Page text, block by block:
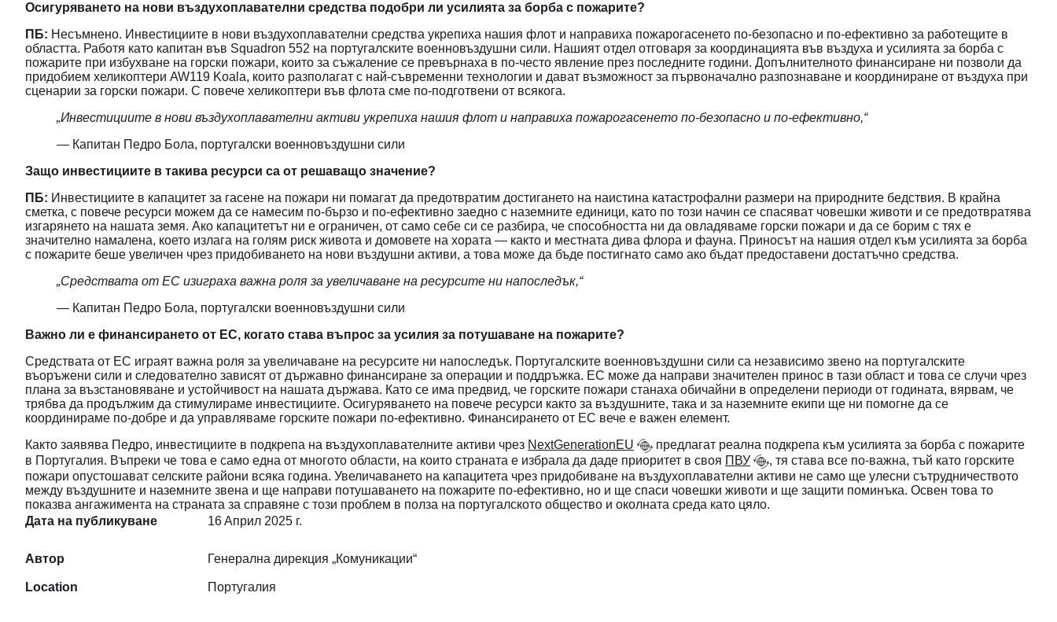
Осигуряването на нови въздухоплавателни средства подобри ли усилията за борба с пожарите?
ПБ: Несъмнено. Инвестициите в нови въздухоплавателни средства укрепиха нашия флот и направиха пожарогасенето по-безопасно и по-ефективно за работещите в
областта. Работя като капитан във Squadron 552 на португалските военновъздушни сили. Нашият отдел отговаря за координацията във въздуха и усилията за борба с
пожарите при избухване на горски пожари, които за съжаление се превърнаха в по-често явление през последните години. Допълнителното финансиране ни позволи да
придобием хеликоптери AW119 Koala, които разполагат с най-съвременни технологии и дават възможност за първоначално разпознаване и координиране от въздуха при
сценарии за горски пожари. С повече хеликоптери във флота сме по-подготвени от всякога.
„Инвестициите в нови въздухоплавателни активи укрепиха нашия флот и направиха пожарогасенето по-безопасно и по-ефективно,“
— Капитан Педро Бола, португалски военновъздушни сили
Защо инвестициите в такива ресурси са от решаващо значение?
ПБ: Инвестициите в капацитет за гасене на пожари ни помагат да предотвратим достигането на наистина катастрофални размери на природните бедствия. В крайна
сметка, с повече ресурси можем да се намесим по-бързо и по-ефективно заедно с наземните единици, като по този начин се спасяват човешки животи и се предотвратява
изгарянето на нашата земя. Ако капацитетът ни е ограничен, от само себе си се разбира, че способността ни да овладяваме горски пожари и да се борим с тях е
значително намалена, което излага на голям риск живота и домовете на хората — както и местната дива флора и фауна. Приносът на нашия отдел към усилията за борба
с пожарите беше увеличен чрез придобиването на нови въздушни активи, а това може да бъде постигнато само ако бъдат предоставени достатъчно средства.
„Средствата от ЕС изиграха важна роля за увеличаване на ресурсите ни напоследък,“
— Капитан Педро Бола, португалски военновъздушни сили
Важно ли е финансирането от ЕС, когато става въпрос за усилия за потушаване на пожарите?
Средствата от ЕС играят важна роля за увеличаване на ресурсите ни напоследък. Португалските военновъздушни сили са независимо звено на португалските
въоръжени сили и следователно зависят от държавно финансиране за операции и поддръжка. ЕС може да направи значителен принос в тази област и това се случи чрез
плана за възстановяване и устойчивост на нашата държава. Като се има предвид, че горските пожари станаха обичайни в определени периоди от годината, вярвам, че
трябва да продължим да стимулираме инвестициите. Осигуряването на повече ресурси както за въздушните, така и за наземните екипи ще ни помогне да се
координираме по-добре и да управляваме горските пожари по-ефективно. Финансирането от ЕС вече е важен елемент.
Както заявява Педро, инвестициите в подкрепа на въздухоплавателните активи чрез NextGenerationEU
предлагат реална подкрепа към усилията за борба с пожарите
в Португалия. Въпреки че това е само една от многото области, на които страната е избрала да даде приоритет в своя ПВУ
, тя става все по-важна, тъй като горските
пожари опустошават селските райони всяка година. Увеличаването на капацитета чрез придобиване на въздухоплавателни активи не само ще улесни сътрудничеството
между въздушните и наземните звена и ще направи потушаването на пожарите по-ефективно, но и ще спаси човешки животи и ще защити поминъка. Освен това то
показва ангажимента на страната за справяне с този проблем в полза на португалското общество и околната среда като цяло.
Дата на публикуване
16 Aприл 2025 г.
Автор Генерална дирекция „Комуникации“
Location Пopтyгaлия